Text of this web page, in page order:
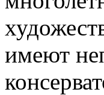
имеют